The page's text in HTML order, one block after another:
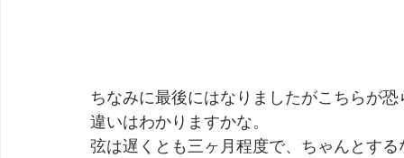
ちなみに最後にはなりましたがこちらが
違いはわかりますかな。
弦は遅くとも三ヶ月程度で、ちゃんとす